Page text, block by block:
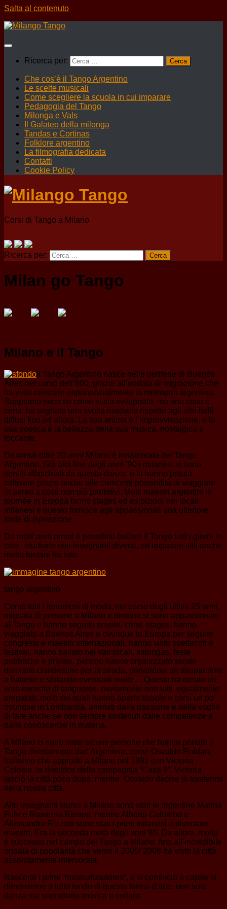
Salta al contenuto
Ricerca per:
Che cos’è il Tango Argentino
Le scelte musicali
Come scegliere la scuola in cui imparare
Pedagogia del Tango
Milonga e Vals
Il Galateo della milonga
Tandas e Cortinas
Folklore argentino
La filmografia dedicata
Contatti
Cookie Policy
Corsi di Tango a Milano
Ricerca per:
Milan go Tango
Milano e il Tango
Il Tango Argentino nasce nelle periferie di Buenos
Aires nel corso dell’800, grazie all’ondata di migrazione che
ha visto crescere esponenzialmente la metropoli argentina.
Sappiamo poco su come si sia sviluppato, ma una cosa è
certa: ha segnato una svolta notevole rispetto agli altri balli
diffusi fino ad allora. La sua anima è l’improvvisazione, e la
sua poetica è la bellezza della sua musica, nostalgica e
toccante.
Da ormai oltre 20 anni Milano è innamorata del Tango
Argentino. Già alla fine degli anni ’90 i milanesi si sono
sentiti affascinati da questa danza, e la hanno potuta
coltivare grazie anche alle crescenti possibilità di viaggiare
in aereo a costi non più proibitivi. Molti maestri argentini in
tournée in Europa fanno stages ed esibizioni nei locali
milanesi e questo fornisce agli appassionati una ulteriore
fonte di ispirazione.
Da molti anni ormai è possibile ballare il Tango tutti i giorni in
città, studiarlo con insegnanti diversi, ed imparare stili anche
molto lontani fra loro.
tango argentino
Come tutti i fenomeni di moda, nel corso degli ultimi 25 anni,
migliaia di persone a Milano e dintorni si sono appassionate
al Tango e hanno seguito scuole, corsi, stages, hanno
viaggiato a Buenos Aires e ovunque in Europa per seguire
congressi e maestri internazionali, hanno visto spettacoli e
festival, hanno ballato nei vari locali, milongas, feste
pubbliche e private, persino hanno organizzato serate
danzanti clandestine per la strada, portandosi un altoparlante
a batterie e sfidando eventuali multe… Questo ha creato un
vero esercito di tangueros, ovviamente non tutti egualmente
preparati, molti dei quali hanno aperto scuole e corsi un po’
ovunque in Lombardia, animati dalla passione e dalla voglia
di fare anche se non sempre sostenuti dalle competenze e
dalle conoscenze in materia.
A Milano ci sono state alcune persone che hanno portato il
Tango direttamente dall’Argentina, come Osvaldo Roldan,
ballerino che approdò a Milano nel 1991 con Victoria
Colosio, la direttrice della compagnia “Casa 9”. Victoria
lasciò la città poco dopo, mentre Osvaldo decise di trasferirsi
nella nostra città.
Altri insegnanti storici a Milano sono stati le argentine Marina
Fuhr e Rosanna Remon, mentre Alberto Colombo e
Alessandra Rizzotti sono stati i primi milanesi a diventare
maestri. Era la seconda metà degli anni 90. Da allora, molto
è successo nel campo del Tango a Milano, fino all’incredibile
ondata di popolarità che verso il 2005/ 2008 ha visto la città
assolutamente infervorata.
Nascono i primi “musicalizadores”, e si comincia a capire la
dimensione a tutto tondo di questa forma d’arte, non solo
danza ma soprattutto musica e cultura.